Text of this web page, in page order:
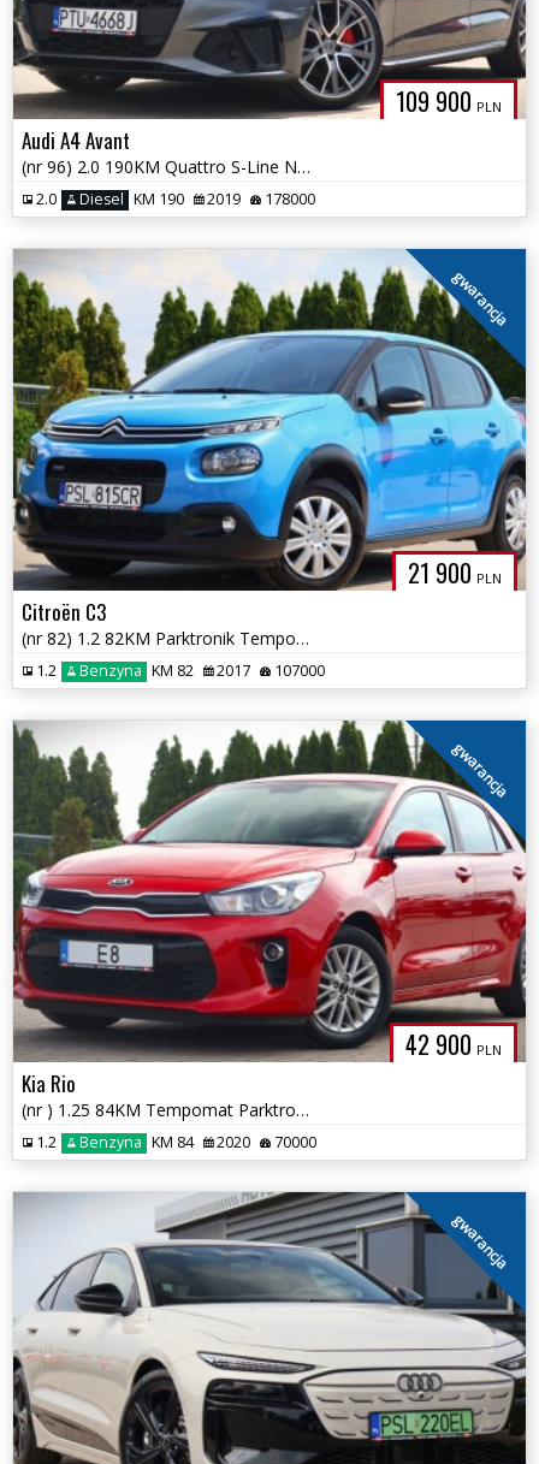
109 900 PLN
Audi A4 Avant
(nr 96) 2.0 190KM Quattro S-Line Navi Parktronik Tempomat Gwarancja!!!
2.0 Diesel KM 190 2019 178000
21 900 PLN
gwarancja
Citroën C3
(nr 82) 1.2 82KM Parktronik Tempomat Klima Gwarancja!!!
1.2 Benzyna KM 82 2017 107000
42 900 PLN
gwarancja
Kia Rio
(nr ) 1.25 84KM Tempomat Parktronik Kamera Klima Gwarancja!!
1.2 Benzyna KM 84 2020 70000
gwarancja